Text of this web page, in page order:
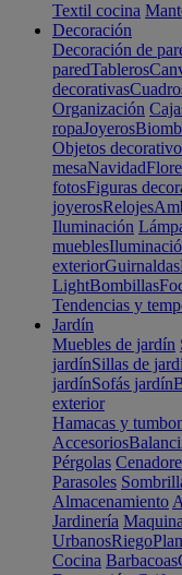
Textil cocina
Decoración
Decoración de
paredTableros
decorativas
Organización
ropaJoyeros
Objetos
mesaNavidad
fotosFiguras
joyerosRelojes
Iluminación
muebles
exteriorGuirnaldas
LightBombillas
Tendencias y
Jardín
Muebles de jardín
jardínSillas de
jardínSofás jardín
exterior
Hamacas y
Accesorios
Pérgolas
Parasoles
Almacenamiento
Jardinería
UrbanosRiego
Cocina Barbacoas